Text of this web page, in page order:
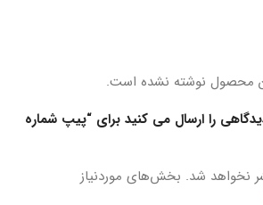
محصول نوشته نشده است.
را ارسال می کنید برای “پیپ شماره
نخواهد شد. بخش‌های موردنیاز